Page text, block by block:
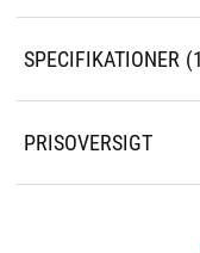
SPECIFIKATIONER 1
PRISOVERSIGT